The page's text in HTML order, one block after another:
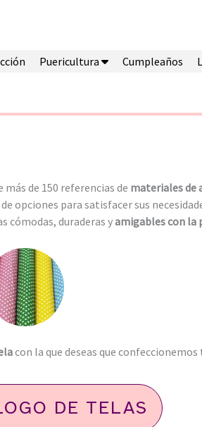
Puericultura Cumpleaños
de 150 referencias de materiales de
para satisfacer sus
cómodas, duraderas yamigables con la
con la que deseas que confeccionemos
DE TELAS